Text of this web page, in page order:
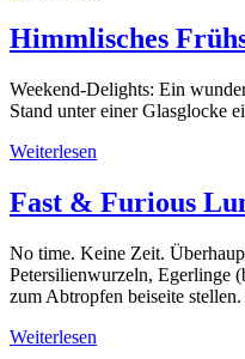
Himmlisches
Weekend-Delights: Ein
Stand unter einer Glasglocke
Weiterlesen
Fast & Furious
No time. Keine Zeit.
Petersilienwurzeln, Egerlinge
zum Abtropfen beiseite
Weiterlesen